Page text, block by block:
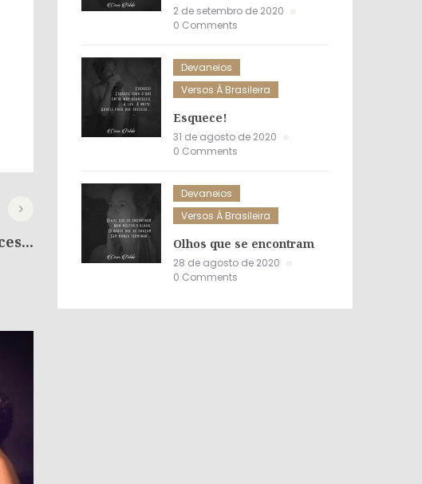
2 de setembro de 2020
0 Comments
Devaneios
Versos À Brasileira
Esquece!
31 de agosto de 2020
0 Comments
Devaneios
Versos À Brasileira
Olhos que se encontram
28 de agosto de 2020
0 Comments